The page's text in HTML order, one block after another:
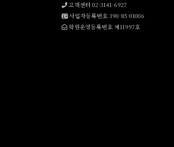
고객센터 02-3141-6927
사업자등록번호 390-85-01006
학원운영등록번호 제11997호